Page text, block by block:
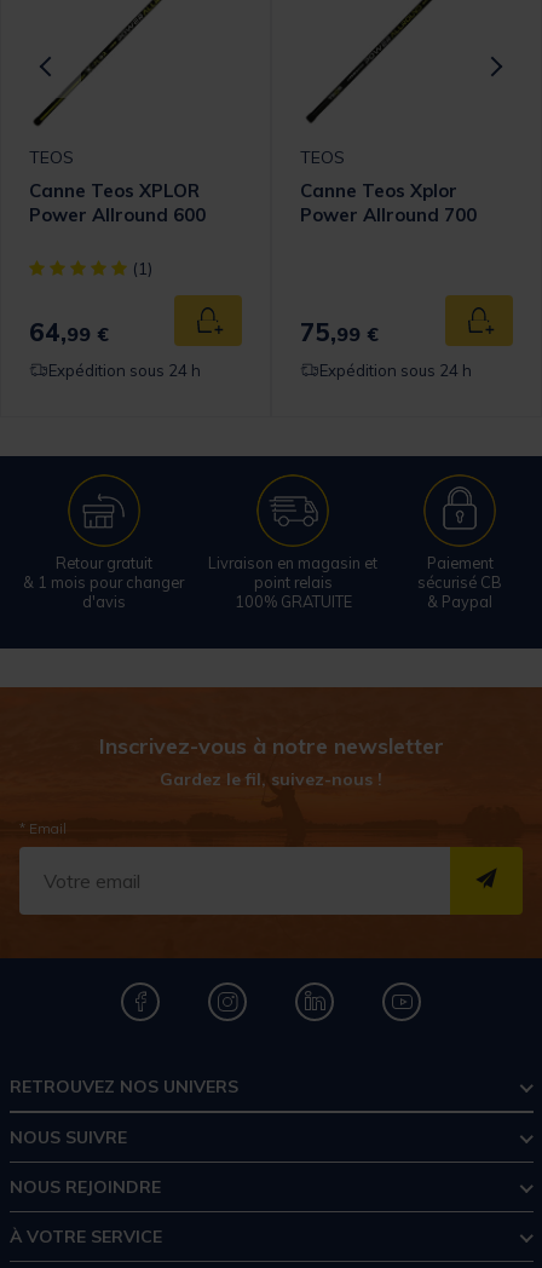
Rating
panier
TEOS
Canne Teos XPLOR
Power Allround 600
[object Object] out of 5 Customer Rating
(1)
64,99 € Ajouter au panier
Expédition sous 24 h
TEOS
Canne Teos Xplor
Power Allround 700
75,99 €
Expédition sous 24 h
Retour gratuit
& 1 mois pour changer
d'avis
Livraison en magasin et
point relais
100% GRATUITE
Paiement
sécurisé CB
& Paypal
Inscrivez-vous à notre newsletter
Gardez le fil, suivez-nous !
* Email
RETROUVEZ NOS UNIVERS
NOUS SUIVRE
NOUS REJOINDRE
À VOTRE SERVICE